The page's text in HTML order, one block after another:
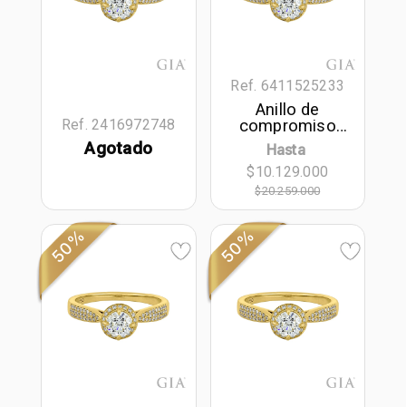
Ref. 2416972748
Agotado
Ref. 6411525233
Anillo de
compromiso
halo redondo,
con diamante
central redondo
GIA de 0.50ct y
decoración en
diamantes, oro
tono amarillo
Hasta
$10.129.000
$20.259.000
50% 50%